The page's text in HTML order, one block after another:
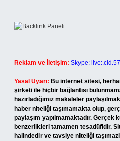
Reklam ve İletişim: Skype:
Yasal Uyarı: Bu internet sitesi,
şirketi ile hiçbir bağlantısı
hazırladığımız makaleler
haber niteliği taşımamakta olup,
paylaşım yapılmamaktadır. Gerçek
benzerlikleri tamamen tesadüfidir.
halindedir ve tavsiye niteliği